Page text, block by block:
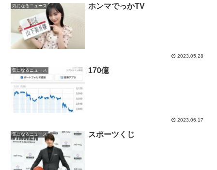
気になるニュース ホンマでっかTV
2023.05.28
気になるニュース 170億
2023.06.17
気になるニュース スポーツくじ